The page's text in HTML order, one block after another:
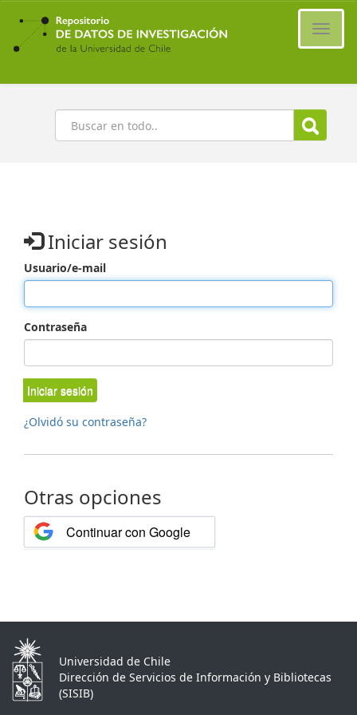
Ir
contenido
principal
Buscar
Iniciar sesión
Usuario/e-mail
Contraseña
Iniciar sesión
¿Olvidó su contraseña?
Otras opciones
Continuar con Google
Universidad de Chile
Dirección de Servicios de Información y Bibliotecas
(SISIB)